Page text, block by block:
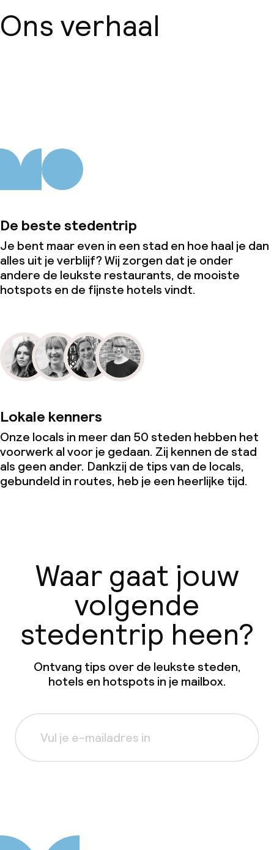
Ons verhaal
De beste stedentrip
Je bent maar even in een stad en hoe haal je dan
alles uit je verblijf? Wij zorgen dat je onder
andere de leukste restaurants, de mooiste
hotspots en de fijnste hotels vindt.
Lokale kenners
Onze locals in meer dan 50 steden hebben het
voorwerk al voor je gedaan. Zij kennen de stad
als geen ander. Dankzij de tips van de locals,
gebundeld in routes, heb je een heerlijke tijd.
Waar gaat jouw
volgende
stedentrip heen?
Ontvang tips over de leukste steden,
hotels en hotspots in je mailbox.